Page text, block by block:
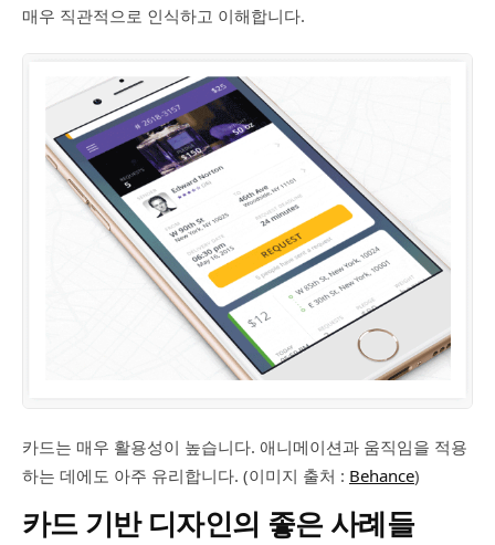
매우 직관적으로 인식하고 이해합니다.
카드는 매우 활용성이 높습니다. 애니메이션과 움직임을 적용
하는 데에도 아주 유리합니다. (이미지 출처 : Behance)
카드 기반 디자인의 좋은 사례들